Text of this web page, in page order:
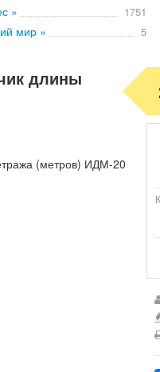
» 1751
мир » 5
длины
(метров) ИДМ-20